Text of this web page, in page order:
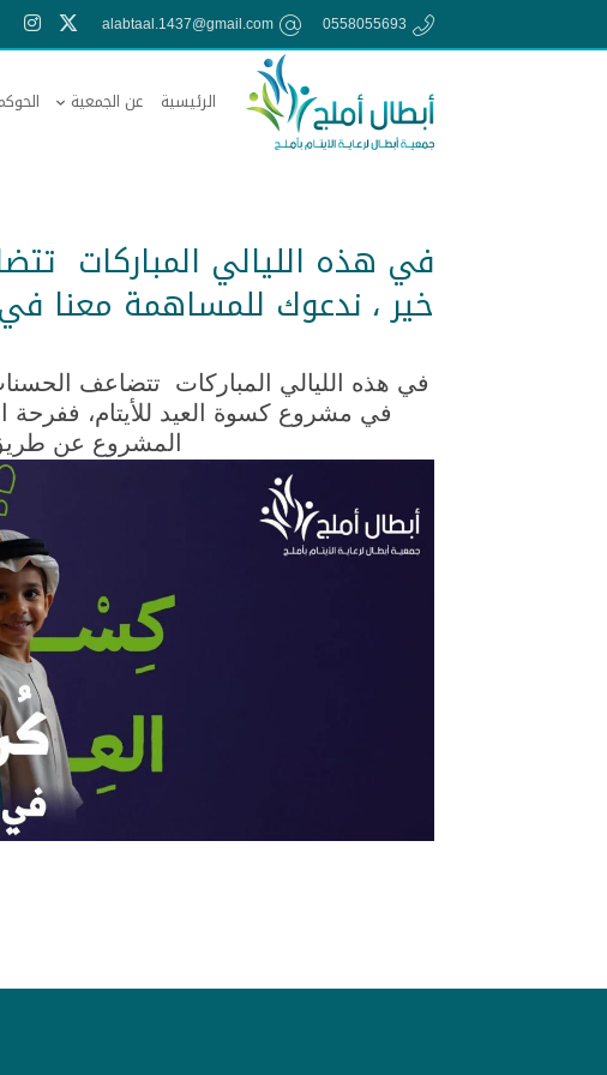
0558055693
alabtaal.1437@gmail.com
الرئيسية عن الجمعية
في هذه الليالي المباركات
خير ، ندعوك للمساهمة معنا
في هذه الليالي المباركات تتضاعف
في مشروع كسوة العيد للأيتام، ففرحة
المشروع عن